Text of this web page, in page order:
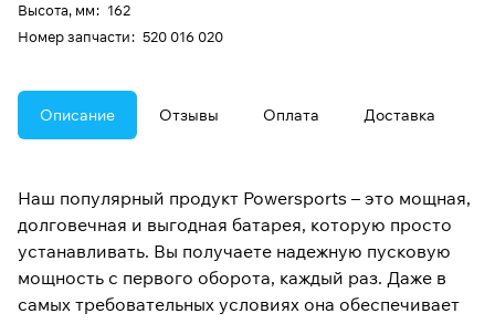
Высота, мм: 162
Номер запчасти: 520 016 020
Описание Отзывы Оплата Доставка
Наш популярный продукт Powersports – это мощная,
долговечная и выгодная батарея, которую просто
устанавливать. Вы получаете надежную пусковую
мощность с первого оборота, каждый раз. Даже в
самых требовательных условиях она обеспечивает